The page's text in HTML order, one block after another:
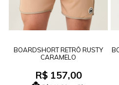
BOARDSHORT RETRÔ RUSTY
CARAMELO
R$ 157,00